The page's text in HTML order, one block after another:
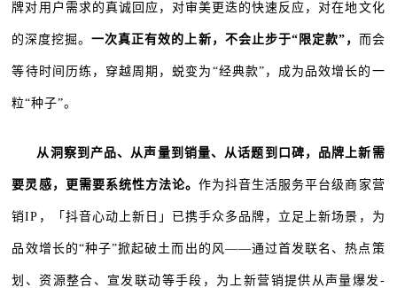
牌对用户需求的真诚回应，对审美更迭的快速反应，对在地文化
的深度挖掘。一次真正有效的上新，不会止步于“限定款”， 而会
等待时间历练，穿越周期，蜕变为“经典款”，成为品效增长的一
粒“种子”。
从洞察到产品、从声量到销量、从话题到口碑，品牌上新需
要灵感，更需要系统性方法论。作为抖音生活服务平台级商家营
销IP，「抖音心动上新日」已携手众多品牌，立足上新场景，为
品效增长的“种子”掀起破土而出的风——通过首发联名、热点策
划、资源整合、宣发联动等手段，为上新营销提供从声量爆发-